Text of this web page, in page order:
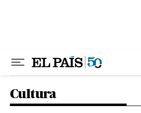
Cultura